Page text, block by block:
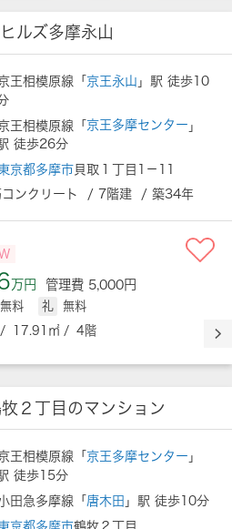
ルズ多摩永山
王相模原線「京王永山 」駅 徒歩10
王相模原線「京王多摩センター 」
徒歩26分
京都多摩市貝取１丁目1－11
コンクリート / 7階建 / 築34年
万円 管理費 5,000円
無料 礼
無料
/ 17.91㎡ / 4階
２丁目のマンション
王相模原線「京王多摩センター 」
徒歩15分
田急多摩線「 唐木田 」駅 徒歩10分
京都多摩市鶴牧２丁目